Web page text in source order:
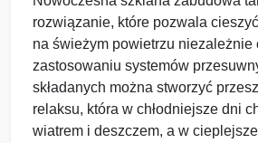
rozwiązanie, które pozwala
na świeżym powietrzu niezależnie
zastosowaniu systemów
składanych można stworzyć
relaksu, która w chłodniejsze dni
wiatrem i deszczem, a w